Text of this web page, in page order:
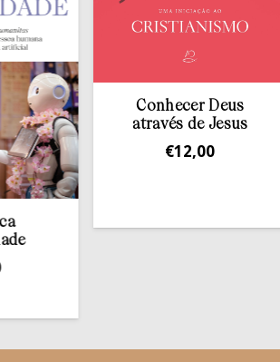
Conhecer Deus
através de Jesus
12,00